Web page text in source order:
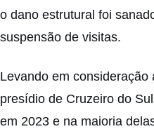
o dano estrutural foi
suspensão de visitas.
Levando em
presídio de Cruzeiro do
em 2023 e na maioria